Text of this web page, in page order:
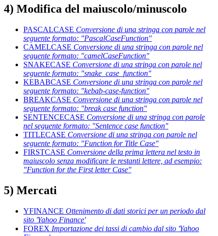
4) Modifica del maiuscolo/minuscolo
PASCALCASE Conversione di una stringa con parole nel
seguente formato: "PascalCaseFunction"
CAMELCASE Conversione di una stringa con parole nel
seguente formato: "camelCaseFunction"
SNAKECASE Conversione di una stringa con parole nel
seguente formato: "snake_case_function"
KEBABCASE Conversione di una stringa con parole nel
seguente formato: "kebab-case-function"
BREAKCASE Conversione di una stringa con parole nel
seguente formato: "break case function"
SENTENCECASE Conversione di una stringa con parole
nel seguente formato: "Sentence case function"
TITLECASE Conversione di una stringa con parole nel
seguente formato: "Function for Title Case"
FIRSTCASE Conversione della prima lettera nel testo in
maiuscolo senza modificare le restanti lettere, ad esempio:
"Function for the First letter Case"
5) Mercati
YFINANCE Ottenimento di dati storici per un periodo dal
sito 'Yahoo Finance'
FOREX Importazione dei tassi di cambio dal sito 'Yahoo